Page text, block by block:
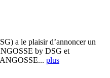
a le plaisir d’annoncer un
by DSG et
plus